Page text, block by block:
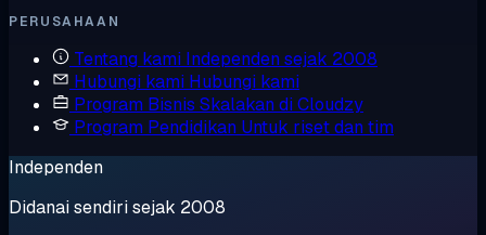
PERUSAHAAN
Tentang kami Independen sejak 2008
Hubungi kami Hubungi kami
Program Bisnis Skalakan di Cloudzy
Program Pendidikan Untuk riset dan tim
Independen
Didanai sendiri sejak 2008